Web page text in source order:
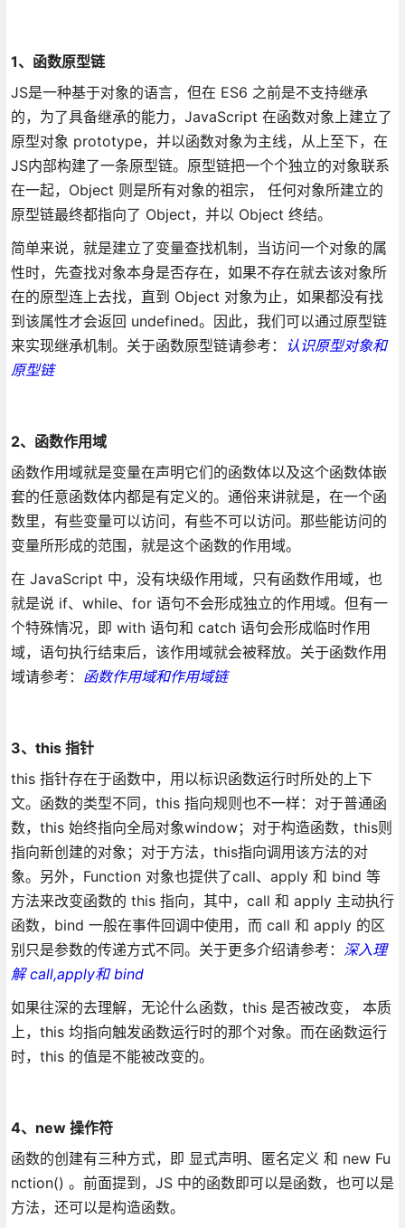
1、函数原型链
JS是一种基于对象的语言，但在 ES6 之前是不支持继承
的，为了具备继承的能力，JavaScript 在函数对象上建立了
原型对象 prototype，并以函数对象为主线，从上至下，在
JS内部构建了一条原型链。原型链把一个个独立的对象联系
在一起，Object 则是所有对象的祖宗， 任何对象所建立的
原型链最终都指向了 Object，并以 Object 终结。
简单来说，就是建立了变量查找机制，当访问一个对象的属
性时，先查找对象本身是否存在，如果不存在就去该对象所
在的原型连上去找，直到 Object 对象为止，如果都没有找
到该属性才会返回 undefined。因此，我们可以通过原型链
来实现继承机制。关于函数原型链请参考：
认识原型对象和
原型链
2、函数作用域
函数作用域就是变量在声明它们的函数体以及这个函数体嵌
套的任意函数体内都是有定义的。通俗来讲就是，在一个函
数里，有些变量可以访问，有些不可以访问。那些能访问的
变量所形成的范围，就是这个函数的作用域。
在 JavaScript 中，没有块级作用域，只有函数作用域，也
就是说 if、while、for 语句不会形成独立的作用域。但有一
个特殊情况，即 with 语句和 catch 语句会形成临时作用
域，语句执行结束后，该作用域就会被释放。关于函数作用
域请参考： 函数作用域和作用域链
3、this 指针
this 指针存在于函数中，用以标识函数运行时所处的上下
文。函数的类型不同，this 指向规则也不一样：对于普通函
数，this 始终指向全局对象window；对于构造函数，this则
指向新创建的对象；对于方法，this指向调用该方法的对
象。另外，Function 对象也提供了call、apply 和 bind 等
方法来改变函数的 this 指向，其中，call 和 apply 主动执行
函数，bind 一般在事件回调中使用，而 call 和 apply 的区
别只是参数的传递方式不同。关于更多介绍请参考：
深入理
解 call,apply和 bind
如果往深的去理解，无论什么函数，this 是否被改变， 本质
上，this 均指向触发函数运行时的那个对象。而在函数运行
时，this 的值是不能被改变的。
4、new 操作符
函数的创建有三种方式，即 显式声明、匿名定义 和 new Fu
nction() 。前面提到，JS 中的函数即可以是函数，也可以是
方法，还可以是构造函数。